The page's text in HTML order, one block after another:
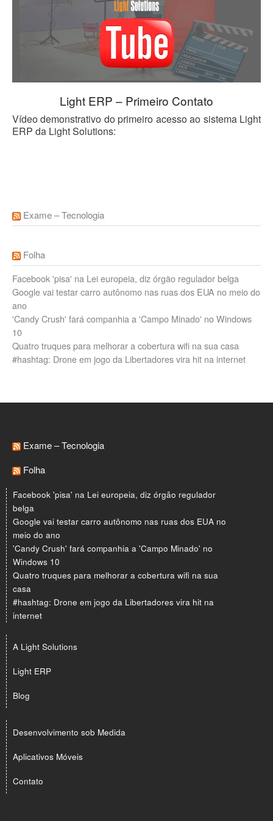
Light ERP – Primeiro Contato
Vídeo demonstrativo do primeiro acesso ao sistema Light
ERP da Light Solutions:
Exame – Tecnologia
Folha
Facebook 'pisa' na Lei europeia, diz órgão regulador belga
Google vai testar carro autônomo nas ruas dos EUA no meio do
ano
'Candy Crush' fará companhia a 'Campo Minado' no Windows
10
Quatro truques para melhorar a cobertura wifi na sua casa
#hashtag: Drone em jogo da Libertadores vira hit na internet
Exame – Tecnologia
Folha
Facebook 'pisa' na Lei europeia, diz órgão regulador
belga
Google vai testar carro autônomo nas ruas dos EUA no
meio do ano
'Candy Crush' fará companhia a 'Campo Minado' no
Windows 10
Quatro truques para melhorar a cobertura wifi na sua
casa
#hashtag: Drone em jogo da Libertadores vira hit na
internet
A Light Solutions
Light ERP
Blog
Desenvolvimento sob Medida
Aplicativos Móveis
Contato